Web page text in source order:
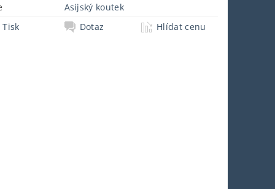
Asijský koutek
Tisk
Dotaz Hlídat cenu